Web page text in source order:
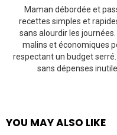
Maman débordée et
recettes simples et
sans alourdir les
malins et économiques
respectant un budget
sans dépenses
YOU MAY ALSO LIKE